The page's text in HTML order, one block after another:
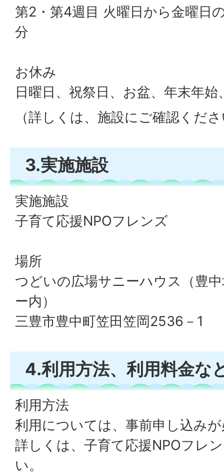
第2・第4週目 火曜日から金曜日
分
お休み
日曜日、祝祭日、お盆、年末年始
（詳しくは、施設にご確認くだ
3.実施施設
実施施設
子育て応援NPOフレンズ
場所
つどいの広場サニーハウス（豊
ー内）
三豊市豊中町笠田笠岡2536－1
4.利用方法、利用料金な
利用方法
利用については、事前申し込み
詳しくは、子育て応援NPOフレ
い。